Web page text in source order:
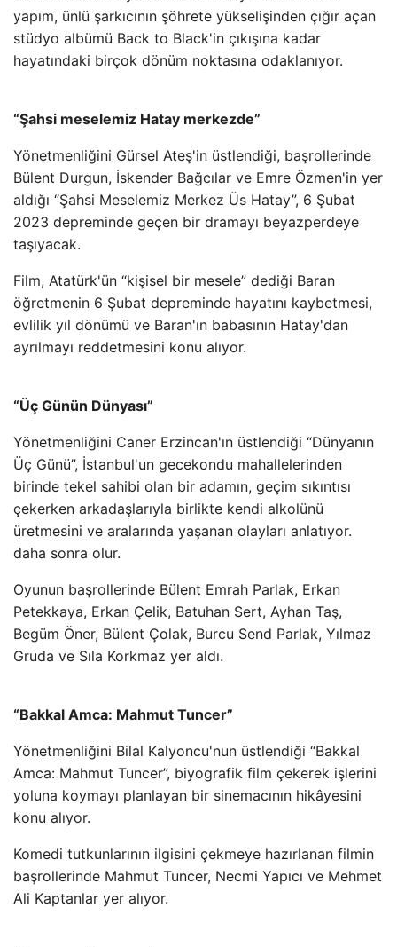
yapım, ünlü şarkıcının şöhrete yükselişinden çığır açan
stüdyo albümü Back to Black'in çıkışına kadar
hayatındaki birçok dönüm noktasına odaklanıyor.
“Şahsi meselemiz Hatay merkezde”
Yönetmenliğini Gürsel Ateş'in üstlendiği, başrollerinde
Bülent Durgun, İskender Bağcılar ve Emre Özmen'in yer
aldığı “Şahsi Meselemiz Merkez Üs Hatay”, 6 Şubat
2023 depreminde geçen bir dramayı beyazperdeye
taşıyacak.
Film, Atatürk'ün “kişisel bir mesele” dediği Baran
öğretmenin 6 Şubat depreminde hayatını kaybetmesi,
evlilik yıl dönümü ve Baran'ın babasının Hatay'dan
ayrılmayı reddetmesini konu alıyor.
“Üç Günün Dünyası”
Yönetmenliğini Caner Erzincan'ın üstlendiği “Dünyanın
Üç Günü”, İstanbul'un gecekondu mahallelerinden
birinde tekel sahibi olan bir adamın, geçim sıkıntısı
çekerken arkadaşlarıyla birlikte kendi alkolünü
üretmesini ve aralarında yaşanan olayları anlatıyor.
daha sonra olur.
Oyunun başrollerinde Bülent Emrah Parlak, Erkan
Petekkaya, Erkan Çelik, Batuhan Sert, Ayhan Taş,
Begüm Öner, Bülent Çolak, Burcu Send Parlak, Yılmaz
Gruda ve Sıla Korkmaz yer aldı.
“Bakkal Amca: Mahmut Tuncer”
Yönetmenliğini Bilal Kalyoncu'nun üstlendiği “Bakkal
Amca: Mahmut Tuncer”, biyografik film çekerek işlerini
yoluna koymayı planlayan bir sinemacının hikâyesini
konu alıyor.
Komedi tutkunlarının ilgisini çekmeye hazırlanan filmin
başrollerinde Mahmut Tuncer, Necmi Yapıcı ve Mehmet
Ali Kaptanlar yer alıyor.